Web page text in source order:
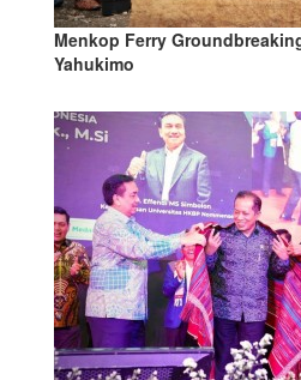
Menkop Ferry
Yahukimo